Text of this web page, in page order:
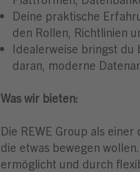
Deine praktische
den Rollen, Richtlinien
Idealerweise bringst du
daran, moderne
Was wir bieten:
Die REWE Group als
die etwas bewegen
ermöglicht und durch